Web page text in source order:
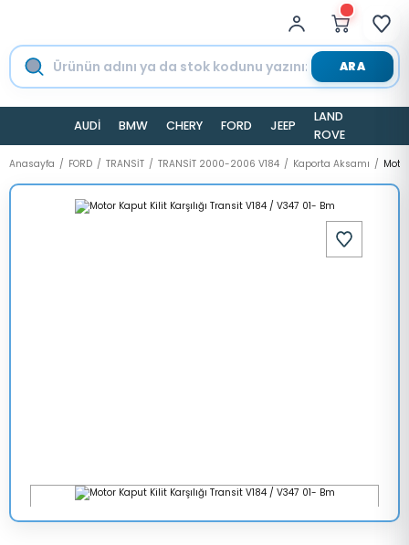
ARA
AUDİ BMW CHERY FORD JEEP
LAND
ROVER
Anasayfa FORD TRANSİT TRANSİT 2000-2006 V184 Kaporta Aksamı